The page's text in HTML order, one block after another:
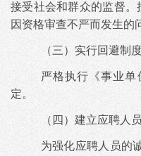
接受社会和群众的监督。
因资格审查不严而发生的
（三）实行回避制
严格执行《事业
定。
（四）建立应聘人
为强化应聘人员的